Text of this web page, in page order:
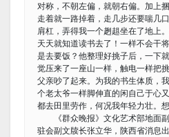
对称，不朝左偏，就朝右偏。加上
走着就一路掉着，走几步还要喘几
肩杠，弄得我一个趔趄坐在了地上
天天就知道读书去了！一样不会干
是去要饭？他整理好挑子后，一下
觉压来了一座山一样，触电一样把
父亲吵了起来。为我的书生体质，
个老太爷一样脚伸直的闲自己于心
都去田里劳作，何况我年轻力壮。
《群众晚报》文化艺术部地面副
驻会副文牍长张立华，陕西省消息